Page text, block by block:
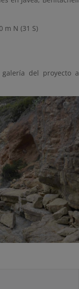
m N (31 S)
del proyecto a